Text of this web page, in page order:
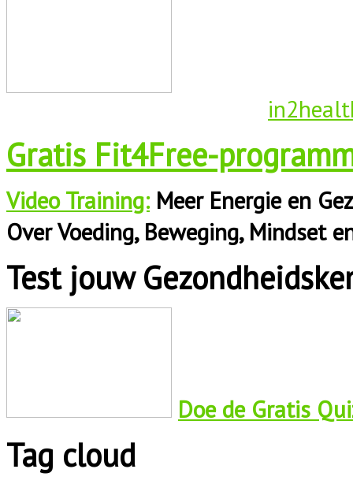
Gratis Fit4Free-
Video Training:Meer Energie en
Over Voeding, Beweging, Mindset
Test jouw
Doe de Gratis
Tag cloud